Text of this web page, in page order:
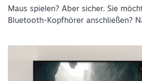
Maus spielen? Aber sicher. Sie
Bluetooth-Kopfhörer anschließen?